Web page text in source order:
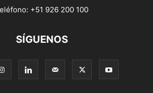
+51 926 200 100
SÍGUENOS